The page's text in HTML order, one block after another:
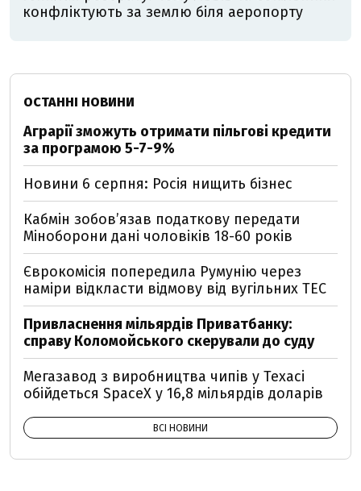
конфліктують за землю біля аеропорту
ОСТАННІ НОВИНИ
Аграрії зможуть отримати пільгові кредити
за програмою 5-7-9%
Новини 6 серпня: Росія нищить бізнес
Кабмін зобовʼязав податкову передати
Міноборони дані чоловіків 18-60 років
Єврокомісія попередила Румунію через
наміри відкласти відмову від вугільних ТЕС
Привласнення мільярдів Приватбанку:
справу Коломойського скерували до суду
Мегазавод з виробництва чипів у Техасі
обійдеться SpaceX у 16,8 мільярдів доларів
ВСІ НОВИНИ